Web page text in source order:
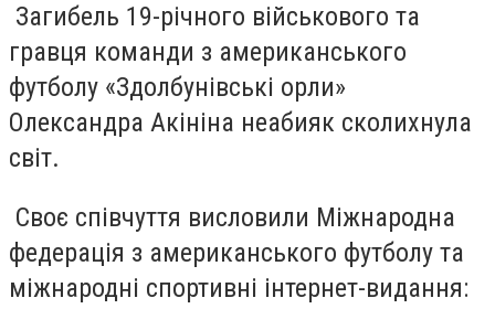
Загибель 19-річного військового та
гравця команди з американського
футболу «Здолбунівські орли»
Олександра Акініна неабияк сколихнула
світ.
Своє співчуття висловили Міжнародна
федерація з американського футболу та
міжнародні спортивні інтернет-видання: